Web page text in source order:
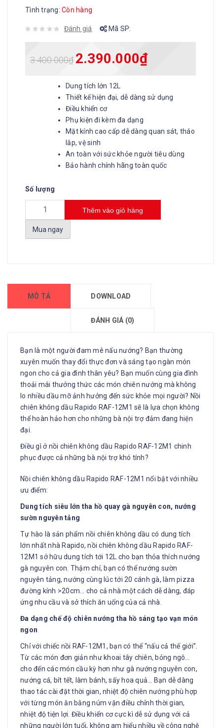
Tình trạng: Còn hàng
Đánh giá Mã SP:
3.400.000₫ 2.390.000₫
Dung tích lớn 12L
Thiết kế hiện đại, dễ dàng sử dụng
Điều khiển cơ
Phụ kiện đi kèm đa dạng
Mặt kính cao cấp dễ dàng quan sát, tháo
lắp, vệ sinh
An toàn với sức khỏe người tiêu dùng
Bảo hành chính hãng toàn quốc
Số lượng
Thêm vào giỏ hàng
Mua ngay
MÔ TẢ DOWNLOAD
ĐÁNH GIÁ (0)
Bạn là một người đam mê nấu nướng? Bạn thường
xuyên muốn thay đổi thực đơn và sáng tạo ngàn món
ngon cho cả gia đình thân yêu? Bạn muốn cùng gia đình
thoải mái thưởng thức các món chiên nướng mà không
lo nhiều dầu mỡ ảnh hưởng đến sức khỏe mọi người? Nồi
chiên không dầu Rapido RAF-12M1 sẽ là lựa chọn không
thể hoàn hảo hơn cho những bà nội trợ đảm đang hiện
đại.
Điều gì ở nồi chiên không dầu Rapido RAF-12M1 chinh
phục được cả những bà nội trợ khó tính?
Nồi chiên không dầu Rapido RAF-12M1 nổi bật với nhiều
ưu điểm:
Dung tích siêu lớn tha hồ quay gà nguyên con, nướng
sườn nguyên tảng
Tự hào là sản phẩm nồi chiên không dầu có dung tích
lớn nhất nhà Rapido, nồi chiên không dầu Rapido RAF-
12M1 sở hữu dung tích tới 12L cho bạn thỏa thích nướng
gà nguyên con. Thậm chí, bạn có thể nướng sườn
nguyên tảng, nướng cùng lúc tới 20 cánh gà, làm pizza
đường kính >20cm… cho cả nhà một cách dễ dàng, đáp
ứng nhu cầu và sở thích ăn uống của cả nhà.
Đa dạng chế độ chiên nướng tha hồ sáng tạo vạn món
ngon
Chỉ với chiếc nồi RAF-12M1, bạn có thể “nấu cả thế giới”.
Từ các món đơn giản như khoai tây chiên, bỏng ngô…
cho đến các món cầu kỳ hơn như gà nướng nguyên con,
nướng cá, bít tết, làm bánh, sấy hoa quả… Bạn dễ dàng
thao tác cài đặt thời gian, nhiệt độ chiên nướng phù hợp
với từng món ăn bằng núm vặn điều chỉnh thời gian,
nhiệt độ tiện lợi. Điều khiển cơ cực kì dễ sử dụng với cả
những người lớn tuổi, không am hiểu nhiều về công nghệ